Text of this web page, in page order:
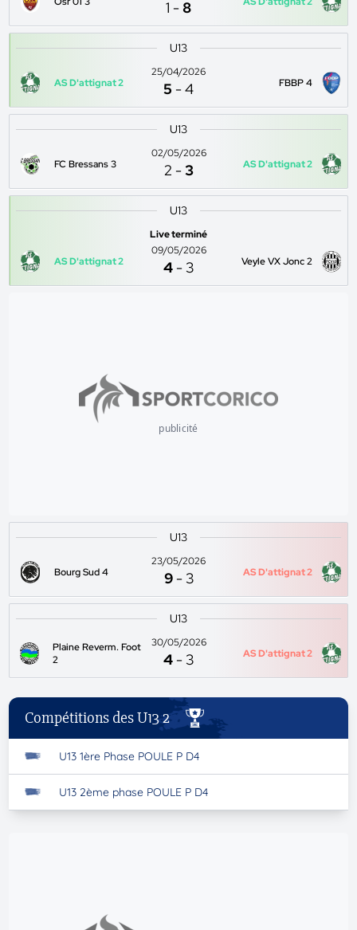
1 -8
U13
AS D'attignat 2
25/04/2026
5 -4 FBBP 4
U13
FC Bressans 3
02/05/2026
2 -3 AS D'attignat 2
U13
Live terminé
AS D'attignat 2
09/05/2026
4 - 3 Veyle VX Jonc 2
publicité
U13
Bourg Sud 4
23/05/2026
9 - 3 AS D'attignat 2
U13
Plaine Reverm. Foot
2
30/05/2026
4 - 3 AS D'attignat 2
Compétitions des U13 2
U13 1ère Phase POULE P D4
U13 2ème phase POULE P D4